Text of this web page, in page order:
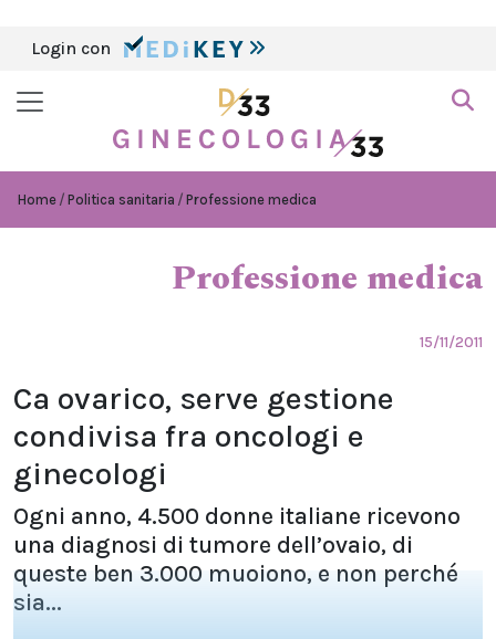
Login con
Home Politica sanitaria Professione medica
Professione medica
15/11/2011
Ca ovarico, serve gestione
condivisa fra oncologi e
ginecologi
Ogni anno, 4.500 donne italiane ricevono
una diagnosi di tumore dell’ovaio, di
queste ben 3.000 muoiono, e non perché
sia...